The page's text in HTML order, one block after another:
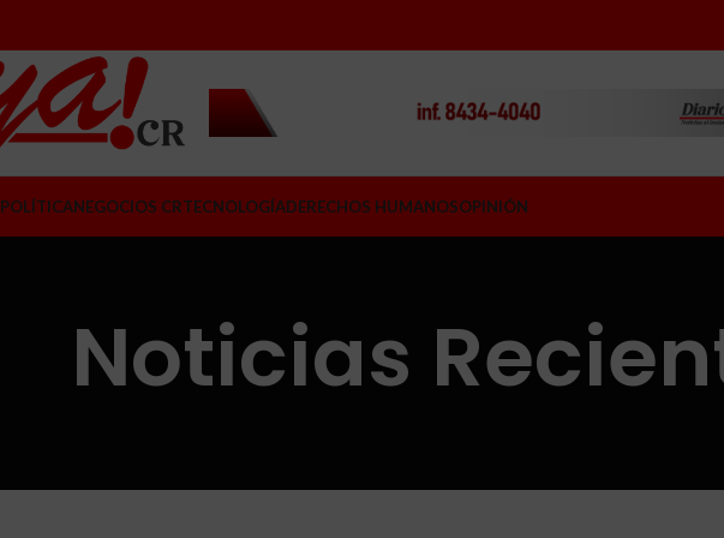
POLÍTICANEGOCIOS CRTECNOLOGÍADERECHOS HUMANOSOPINIÓN
Noticias